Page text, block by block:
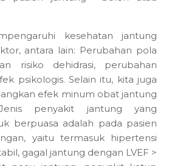
kesehatan jantung
antara lain: Perubahan pola
risiko dehidrasi, perubahan
psikologis. Selain itu, kita juga
efek minum obat jantung
penyakit jantung yang
berpuasa adalah pada pasien
yaitu termasuk hipertensi
gagal jantung dengan LVEF >